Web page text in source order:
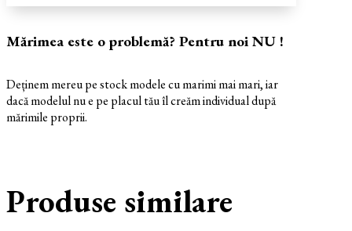
Mărimea este o problemă? Pentru noi NU !
Deținem mereu pe stock modele cu marimi mai mari, iar
dacă modelul nu e pe placul tău îl creăm individual după
mărimile proprii.
Produse similare